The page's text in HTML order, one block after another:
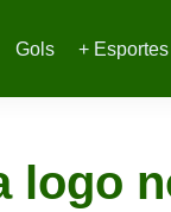
Gols + Esportes
logo